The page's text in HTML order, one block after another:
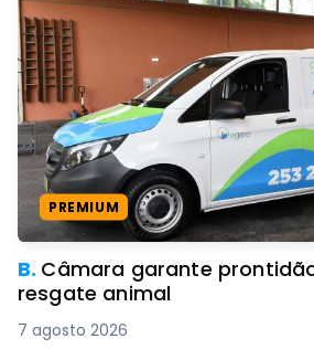
PREMIUM
B. Câmara garante
resgate animal
7 agosto 2026